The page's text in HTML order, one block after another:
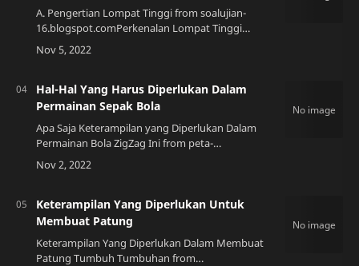
A. Pengertian Lompat Tinggi from soalujian-
16.blogspot.comPerkenalan Lompat Tinggi
adalah cabang olahraga yang memerlukan
kecepatan, kekuatan, dan koordinasi tubuh yang
Hal-Hal Yang Harus Diperlukan Dalam
Permainan Sepak Bola
Apa Saja Keterampilan yang Diperlukan Dalam
Permainan Bola ZigZag Ini from peta-
hd.comPengenalan Sepak bola adalah olahraga
yang sangat populer di seluruh dunia. Dalam
Keterampilan Yang Diperlukan Untuk
Membuat Patung
Keterampilan Yang Diperlukan Dalam Membuat
Patung Tumbuh Tumbuhan from